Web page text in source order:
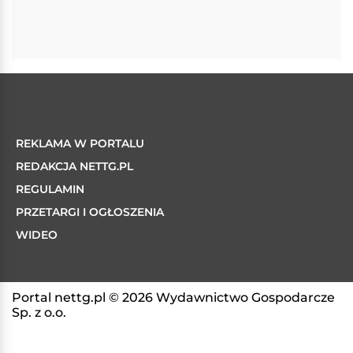
REKLAMA W PORTALU
REDAKCJA NETTG.PL
REGULAMIN
PRZETARGI I OGŁOSZENIA
WIDEO
Portal nettg.pl © 2026 Wydawnictwo Gospodarcze
Sp. z o.o.